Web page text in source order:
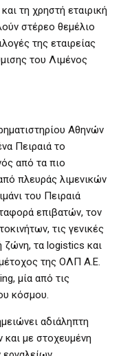
τη χρηστή εταιρική
στέρεο θεμέλιο
της εταιρείας
του Λιμένος
Αθηνών
Πειραιά το
από τα πιο
πλευράς λιμενικών
του Πειραιά
επιβατών, τον
τις γενικές
ζώνη, τα logistics και
της ΟΛΠ Α.Ε.
μία από τις
κόσμου.
αδιάληπτη
με στοχευμένη